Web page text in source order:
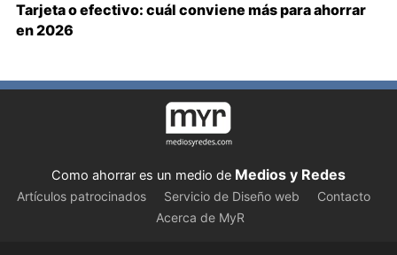
Tarjeta o efectivo: cuál conviene más para ahorrar
en 2026
Como ahorrar es un medio de Medios y Redes
Artículos patrocinados Servicio de Diseño web
Contacto
Acerca de MyR